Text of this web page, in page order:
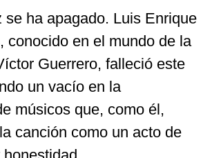
se ha apagado. Luis Enrique
conocido en el mundo de la
Guerrero, falleció este
un vacío en la
músicos que, como él,
canción como un acto de